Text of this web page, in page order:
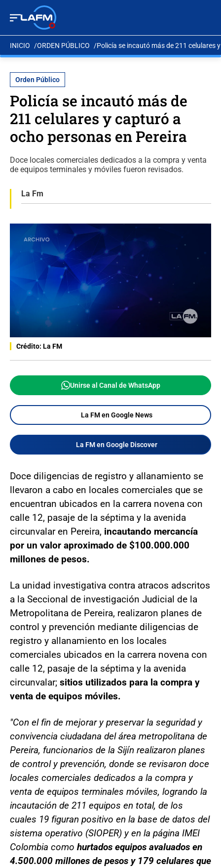
INICIO ORDEN PÚBLICO Policía se incautó más de 211 celulares
Orden Público
Policía se incautó más de
211 celulares y capturó a
ocho personas en Pereira
Doce locales comerciales dedicados a la compra y venta
de equipos terminales y móviles fueron revisados.
La Fm
Crédito: La FM
Unirse al Canal de WhatsApp
La FM en Google News
La FM en Google Discover
Doce diligencias de registro y allanamiento se
llevaron a cabo en locales comerciales que se
encuentran ubicados en la carrera novena con
calle 12, pasaje de la séptima y la avenida
circunvalar en Pereira, incautando mercancía
por un valor aproximado de $100.000.000
millones de pesos.
La unidad investigativa contra atracos adscritos
a la Seccional de investigación Judicial de la
Metropolitana de Pereira, realizaron planes de
control y prevención mediante diligencias de
registro y allanamiento en los locales
comerciales ubicados en la carrera novena con
calle 12, pasaje de la séptima y la avenida
circunvalar; sitios utilizados para la compra y
venta de equipos móviles.
"Con el fin de mejorar y preservar la seguridad y
convivencia ciudadana del área metropolitana de
Pereira, funcionarios de la Sijín realizaron planes
de control y prevención, donde se revisaron doce
locales comerciales dedicados a la compra y
venta de equipos terminales móviles, logrando la
incautación de 211 equipos en total, de los
cuales 19 figuran positivo en la base de datos del
sistema operativo (SIOPER) y en la página IMEI
Colombia como hurtados equipos avaluados en
4.500.000 millones de pesos y 179 celulares que